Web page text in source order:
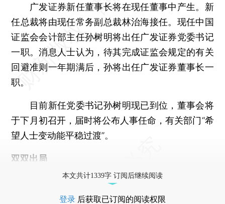
广发证券新任董事长将在现任董事中产生。新
任总裁将由现任常务副总裁林治海接任。现任中国
证监会会计部主任孙树明将出任广发证券党委书记
一职。消息人士认为，待其完成证监会规定的有关
回避准则一年期满后，孙将出任广发证券董事长一
职。
目前新任党委书记孙树明现已到位，董事会将
于下月初召开，届时将公布人事任命，有关部门“希
望人士变动能平稳过渡”。
双双出局
本文共计1339字 订阅后继续阅读
登录 后获取已订阅的阅读权限